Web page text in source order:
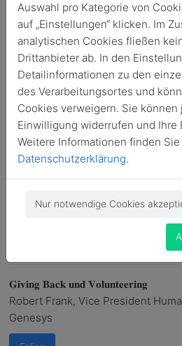
𝐕𝐨𝐧 𝐝𝐞𝐫 𝐊𝐨𝐦𝐦𝐞𝐧𝐭𝐚𝐫𝐬𝐩𝐚𝐥𝐭𝐞 𝐳𝐮𝐫
𝐌𝐚𝐧𝐚𝐠𝐞𝐦𝐞𝐧𝐭 𝐈𝐡𝐫 𝐰𝐢𝐜𝐡𝐭𝐢𝐠𝐬𝐭𝐞𝐬 𝐇𝐑-𝐓𝐨𝐨𝐥
Tanja Laub, Community Strategin
Consultant, Walkabout Media
𝐅𝐨̈𝐫𝐝𝐞𝐫𝐮𝐧𝐠 𝐝𝐞𝐫 𝐆𝐞𝐬𝐮𝐧𝐝𝐡𝐞𝐢𝐭 𝐯𝐨𝐧
𝐆𝐢𝐯𝐢𝐧𝐠 𝐁𝐚𝐜𝐤 𝐮𝐧𝐝 𝐕𝐨𝐥𝐮𝐧𝐭𝐞𝐞𝐫𝐢𝐧𝐠
Robert Frank, Vice President
Genesys
Auswahl pro Kategorie von
auf „Einstellungen“ klicken. Im
analytischen Cookies fließen
Drittanbieter ab. In den
Detailinformationen zu den
des Verarbeitungsortes und
Cookies verweigern. Sie können
Einwilligung widerrufen und Ihre
Weitere Informationen finden
Datenschutzerklärung.
Nur notwendige Cookies